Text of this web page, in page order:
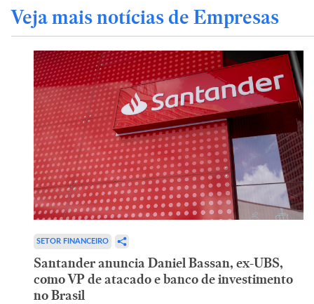
Veja mais notícias de Empresas
SETOR FINANCEIRO
Santander anuncia Daniel Bassan, ex-UBS,
como VP de atacado e banco de investimento
no Brasil